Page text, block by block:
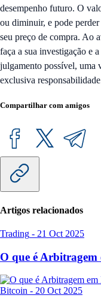
desempenho futuro. O
ou diminuir, e pode
seu preço de compra. Ao
faça a sua investigação e
julgamento possível, uma
exclusiva
Compartilhar com amigos
Artigos relacionados
Trading - 21 Oct 2025
O que é Arbitragem
Bitcoin - 20 Oct 2025